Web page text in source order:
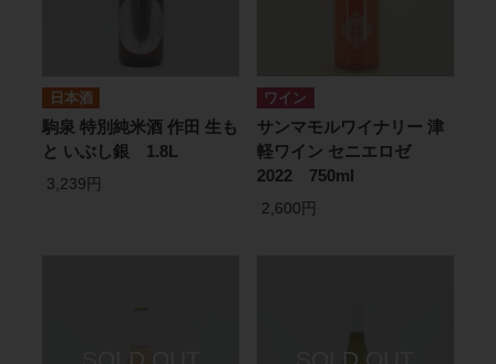
日本酒
駒泉 特別純米酒 作田 生も
と いぶし銀 1.8L
3,239円
ワイン
サンマモルワイナリー 津
軽ワイン セニエロゼ
2022 750ml
2,600円